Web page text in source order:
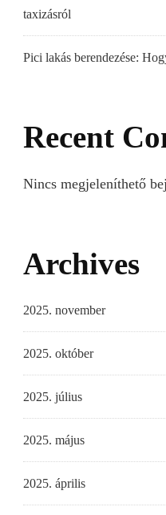
taxizásról
Pici lakás berendezése:
Recent
Nincs megjeleníthető
Archives
2025. november
2025. október
2025. július
2025. május
2025. április